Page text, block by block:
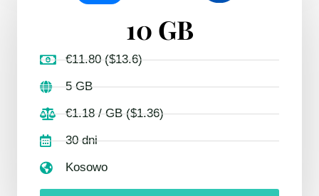
10 GB
€11.80 ($13.6)
5 GB
€1.18 / GB ($1.36)
30 dni
Kosowo